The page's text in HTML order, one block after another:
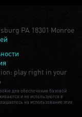
PA 18301 Monroe
play right in your
для обеспечения базовой
и не используются в
на использование этих